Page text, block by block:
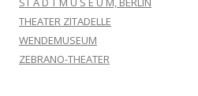
THEATER ZITADELLE
WENDEMUSEUM
ZEBRANO-THEATER